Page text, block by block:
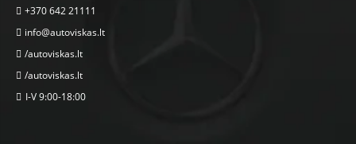
+370 642 21111
info@autoviskas.lt
/autoviskas.lt
/autoviskas.lt
I-V 9:00-18:00